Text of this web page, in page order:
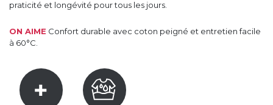
praticité et longévité pour tous les jours.
ON AIME Confort durable avec coton peigné et entretien facile
à 60°C.